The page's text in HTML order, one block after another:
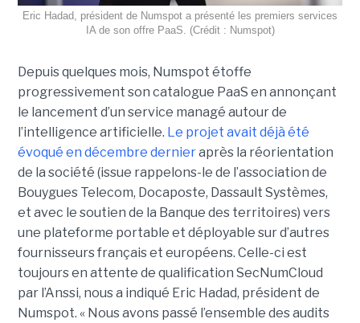
Eric Hadad, président de Numspot a présenté les premiers services
IA de son offre PaaS. (Crédit : Numspot)
Depuis quelques mois, Numspot étoffe
progressivement son catalogue PaaS en annonçant
le lancement d’un service managé autour de
l’intelligence artificielle. Le projet avait déjà été
évoqué en décembre dernieraprès la réorientation
de la société (issue rappelons-le de l’association de
Bouygues Telecom, Docaposte, Dassault Systèmes,
et avec le soutien de la Banque des territoires) vers
une plateforme portable et déployable sur d’autres
fournisseurs français et européens. Celle-ci est
toujours en attente de qualification SecNumCloud
par l’Anssi, nous a indiqué Eric Hadad, président de
Numspot. « Nous avons passé l’ensemble des audits